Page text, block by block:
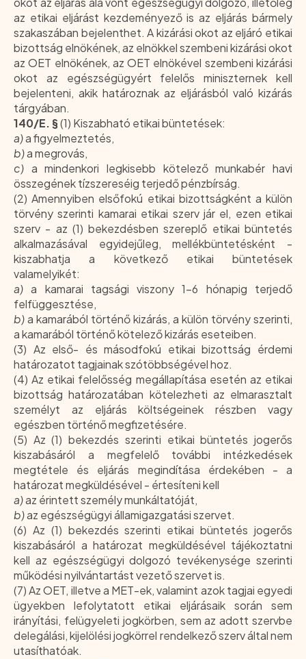
az etikai eljárást kezdeményező is az eljárás bármely
szakaszában bejelenthet. A kizárási okot az eljáró etikai
bizottság elnökének, az elnökkel szembeni kizárási okot
az OET elnökének, az OET elnökével szembeni kizárási
okot az egészségügyért felelős miniszternek kell
bejelenteni, akik határoznak az eljárásból való kizárás
tárgyában.
140/E. §(1) Kiszabható etikai büntetések:
a)a figyelmeztetés,
b)a megrovás,
c) a mindenkori legkisebb kötelező munkabér havi
összegének tízszereséig terjedő pénzbírság.
(2) Amennyiben elsőfokú etikai bizottságként a külön
törvény szerinti kamarai etikai szerv jár el, ezen etikai
szerv - az (1) bekezdésben szereplő etikai büntetés
alkalmazásával egyidejűleg, mellékbüntetésként -
kiszabhatja a következő etikai büntetések
valamelyikét:
a)a kamarai tagsági viszony 1-6 hónapig terjedő
felfüggesztése,
b)a kamarából történő kizárás, a külön törvény szerinti,
a kamarából történő kötelező kizárás eseteiben.
(3) Az első- és másodfokú etikai bizottság érdemi
határozatot tagjainak szótöbbségével hoz.
(4) Az etikai felelősség megállapítása esetén az etikai
bizottság határozatában kötelezheti az elmarasztalt
személyt az eljárás költségeinek részben vagy
egészben történő megfizetésére.
(5) Az (1) bekezdés szerinti etikai büntetés jogerős
kiszabásáról a megfelelő további intézkedések
megtétele és eljárás megindítása érdekében - a
határozat megküldésével - értesíteni kell
a)az érintett személy munkáltatóját,
b)az egészségügyi államigazgatási szervet.
(6) Az (1) bekezdés szerinti etikai büntetés jogerős
kiszabásáról a határozat megküldésével tájékoztatni
kell az egészségügyi dolgozó tevékenysége szerinti
működési nyilvántartást vezető szervet is.
(7) Az OET, illetve a MET-ek, valamint azok tagjai egyedi
ügyekben lefolytatott etikai eljárásaik során sem
irányítási, felügyeleti jogkörben, sem az adott szervbe
delegálási, kijelölési jogkörrel rendelkező szerv által nem
utasíthatóak.